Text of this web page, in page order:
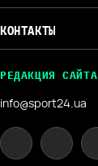
КОНТАКТЫ
РЕДАКЦИЯ САЙТА
info@sport24.ua